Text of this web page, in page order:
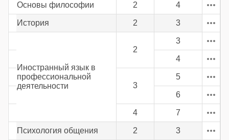
Основы философии 2 4
История 2 3
Иностранный язык в
профессиональной
деятельности
2
3
4
3
5
6
4 7
Психология общения 2
3